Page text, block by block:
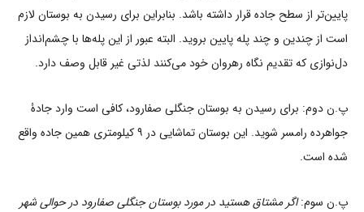
پایین‌تر از سطح جاده قرار داشته باشد. بنابراین برای رسیدن به بوستان لازم
است از چندین و چند پله پایین بروید. البته عبور از این پله‌ها با چشم‌انداز
دل‌نوازی که تقدیم نگاه رهروان خود می‌کنند لذتی غیر قابل وصف دارد.
پ.ن دوم: برای رسیدن به بوستان جنگلی صفارود، کافی است وارد جادۀ
جواهرده رامسر شوید. این بوستان تماشایی در ۹ کیلومتری همین جاده واقع
شده است.
پ.ن سوم:اگر مشتاق هستید در مورد بوستان جنگلی صفارود در حوالی شهر